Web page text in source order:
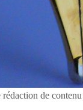
de